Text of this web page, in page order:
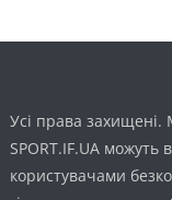
Усі права захищені.
SPORT.IF.UA можуть
користувачами